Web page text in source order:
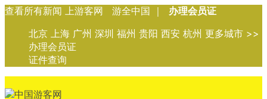
查看所有新闻 上游客网 游全中国 ｜
办理会员证
北京 上海 广州 深圳 福州 贵阳 西安 杭州 更多城市 >>
办理会员证
证件查询